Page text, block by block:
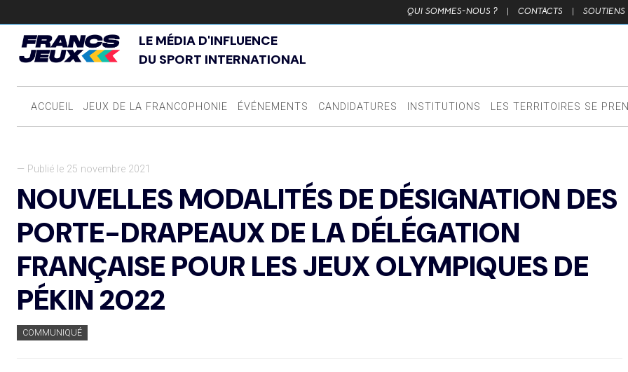
QUI SOMMES-NOUS ? | CONTACTS | SOUTIENS
LE MÉDIA D'INFLUENCE
DU SPORT INTERNATIONAL
ACCUEIL JEUX DE LA FRANCOPHONIE ÉVÉNEMENTS CANDIDATURES INSTITUTIONS LES TERRITOIRES SE
— Publié le 25 novembre 2021
NOUVELLES MODALITÉS DE DÉSIGNATION DES
PORTE-DRAPEAUX DE LA DÉLÉGATION
FRANÇAISE POUR LES JEUX OLYMPIQUES DE
PÉKIN 2022
COMMUNIQUÉ